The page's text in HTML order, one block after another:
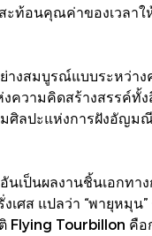
ท้อนคุณค่าของเวลา
างสมบูรณ์แบบระหว่
วามคิดสร้างสรรค์ทั้
ปะแห่งการฝังอัญมณี
เป็นผลงานชิ้นเอกท
เศส แปลว่า “พายุห
Flying Tourbillon คื